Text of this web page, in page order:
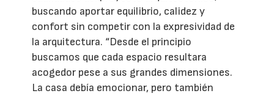
buscando aportar equilibrio, calidez y
confort sin competir con la expresividad de
la arquitectura. “Desde el principio
buscamos que cada espacio resultara
acogedor pese a sus grandes dimensiones.
La casa debía emocionar, pero también